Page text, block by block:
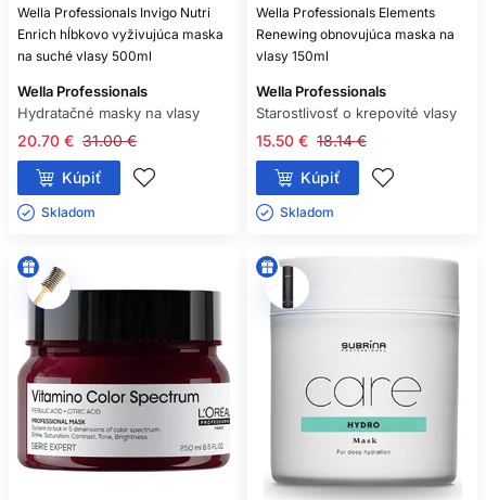
Wella Professionals Invigo Nutri
Enrich hĺbkovo vyživujúca maska
na suché vlasy 500ml
Wella Professionals
Hydratačné masky na vlasy
31.00 €
20.70 €
Kúpiť
Skladom ㅤ
Wella Professionals Elements
Renewing obnovujúca maska na
vlasy 150ml
Wella Professionals
Starostlivosť o krepovité vlasy
18.14 €
15.50 €
Kúpiť
Skladom ㅤ